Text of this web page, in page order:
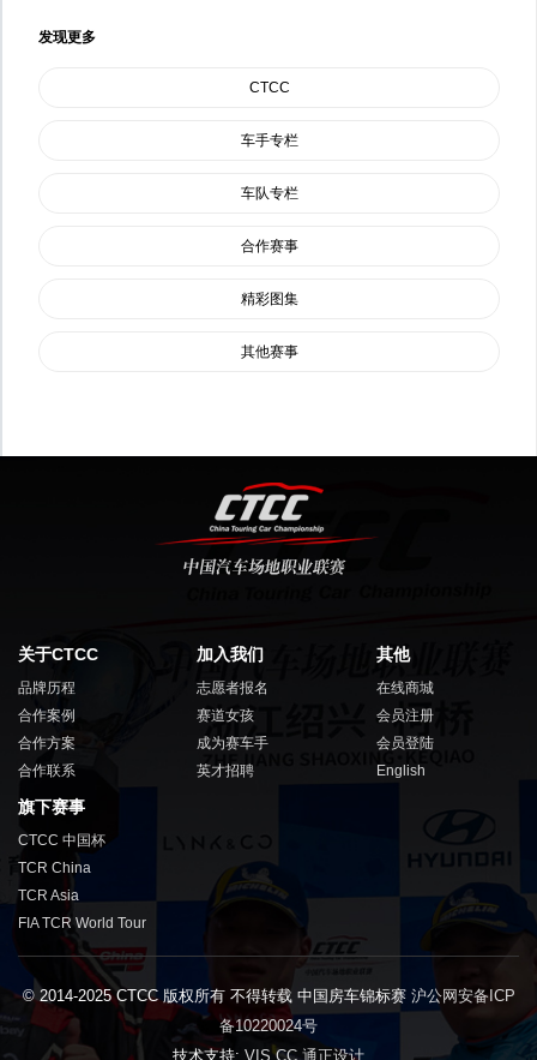
发现更多
CTCC
车手专栏
车队专栏
合作赛事
精彩图集
其他赛事
关于CTCC
品牌历程
合作案例
合作方案
合作联系
加入我们
志愿者报名
赛道女孩
成为赛车手
英才招聘
其他
在线商城
会员注册
会员登陆
English
旗下赛事
CTCC 中国杯
TCR China
TCR Asia
FIA TCR World Tour
© 2014-2025 CTCC 版权所有 不得转载 中国房车锦标赛 沪公网安备ICP
备10220024号
技术支持: VIS.CC 通正设计